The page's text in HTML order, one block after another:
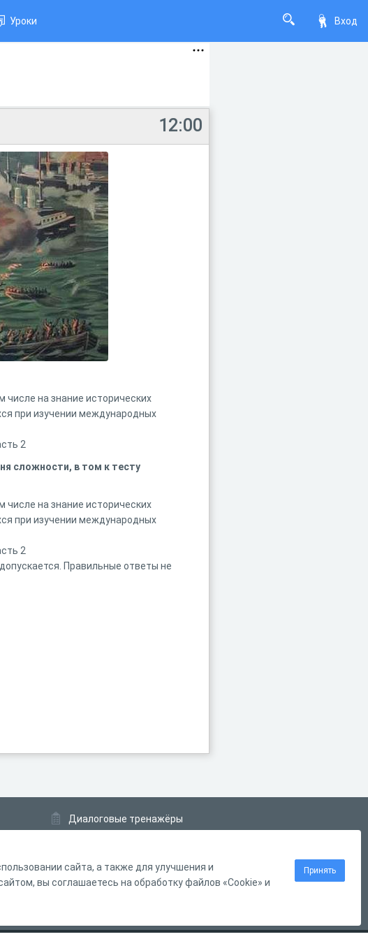
Вход
Уроки
12:00
числе на знание исторических
при изучении международных
2
сложности, в том к тесту
числе на знание исторических
при изучении международных
2
Правильные ответы не
Диалоговые тренажёры
Система Дистанционного Обучения
сайта, а также для улучшения и
вы соглашаетесь на обработку файлов «Cookie» и
Принять